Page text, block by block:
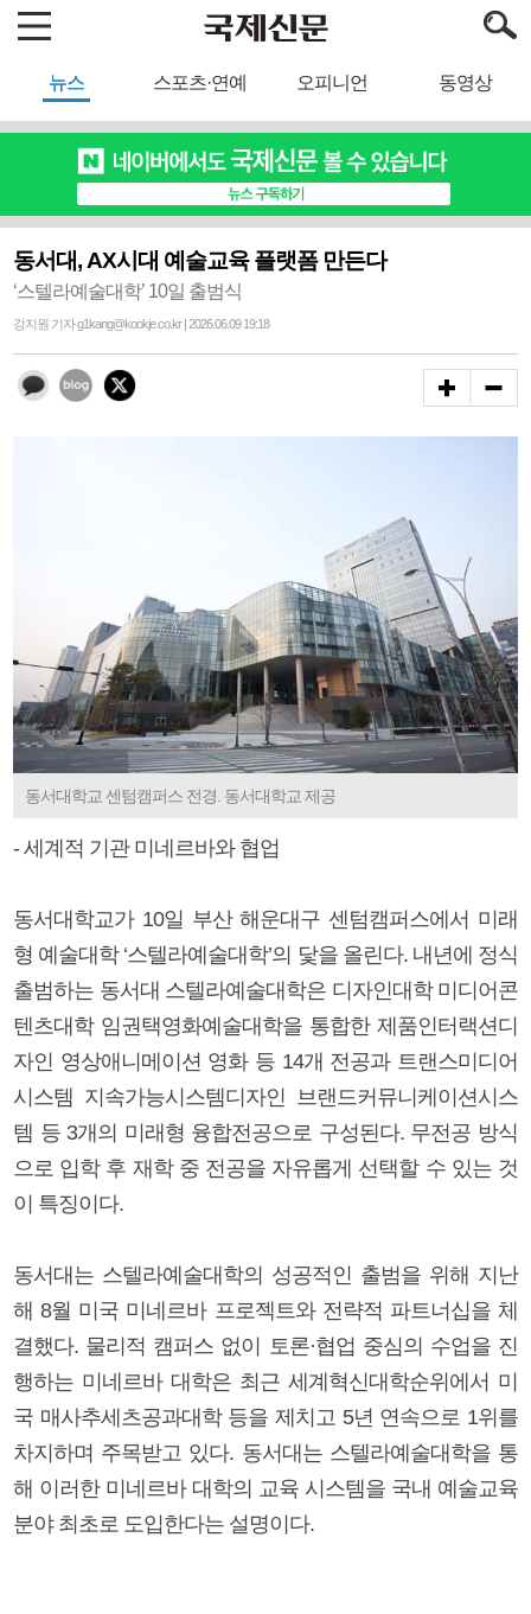
뉴스 스포츠·연예 오피니언 동영상
동서대, AX시대 예술교육 플랫폼 만든다
‘스텔라예술대학’ 10일 출범식
강지원 기자 g1kang@kookje.co.kr | 2026.06.09 19:18
동서대학교 센텀캠퍼스 전경. 동서대학교 제공
- 세계적 기관 미네르바와 협업
동서대학교가 10일 부산 해운대구 센텀캠퍼스에서 미래
형 예술대학 ‘스텔라예술대학’의 닻을 올린다. 내년에 정식
출범하는 동서대 스텔라예술대학은 디자인대학 미디어콘
텐츠대학 임권택영화예술대학을 통합한 제품인터랙션디
자인 영상애니메이션 영화 등 14개 전공과 트랜스미디어
시스템 지속가능시스템디자인 브랜드커뮤니케이션시스
템 등 3개의 미래형 융합전공으로 구성된다. 무전공 방식
으로 입학 후 재학 중 전공을 자유롭게 선택할 수 있는 것
이 특징이다.
동서대는 스텔라예술대학의 성공적인 출범을 위해 지난
해 8월 미국 미네르바 프로젝트와 전략적 파트너십을 체
결했다. 물리적 캠퍼스 없이 토론·협업 중심의 수업을 진
행하는 미네르바 대학은 최근 세계혁신대학순위에서 미
국 매사추세츠공과대학 등을 제치고 5년 연속으로 1위를
차지하며 주목받고 있다. 동서대는 스텔라예술대학을 통
해 이러한 미네르바 대학의 교육 시스템을 국내 예술교육
분야 최초로 도입한다는 설명이다.